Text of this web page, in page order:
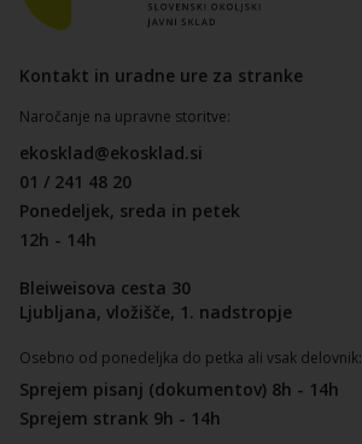
Kontakt in uradne ure za stranke
Naročanje na upravne storitve:
ekosklad@ekosklad.si
01 / 241 48 20
Ponedeljek, sreda in petek
12h - 14h
Bleiweisova cesta 30
Ljubljana, vložišče, 1. nadstropje
Osebno od ponedeljka do petka ali vsak delovnik:
Sprejem pisanj (dokumentov) 8h - 14h
Sprejem strank 9h - 14h